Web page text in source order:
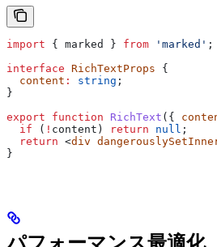
import { marked } from 'marked' ;
interface RichTextProps {
  content
: string ;
}
export function RichText ({
  if
( ! content ) return null ;
  return
<div
}